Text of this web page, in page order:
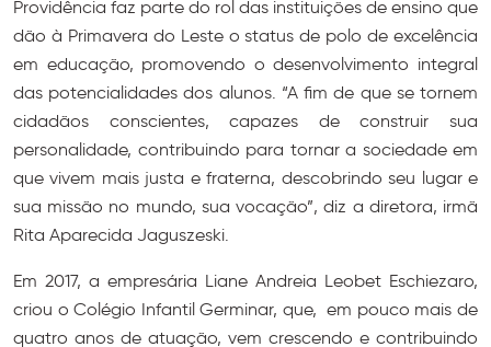
Providência faz parte do rol das instituições de ensino que
dão à Primavera do Leste o status de polo de excelência
em educação, promovendo o desenvolvimento integral
das potencialidades dos alunos. “A fim de que se tornem
cidadãos conscientes, capazes de construir sua
personalidade, contribuindo para tornar a sociedade em
que vivem mais justa e fraterna, descobrindo seu lugar e
sua missão no mundo, sua vocação”, diz a diretora, irmã
Rita Aparecida Jaguszeski.
Em 2017, a empresária Liane Andreia Leobet Eschiezaro,
criou o Colégio Infantil Germinar, que, em pouco mais de
quatro anos de atuação, vem crescendo e contribuindo